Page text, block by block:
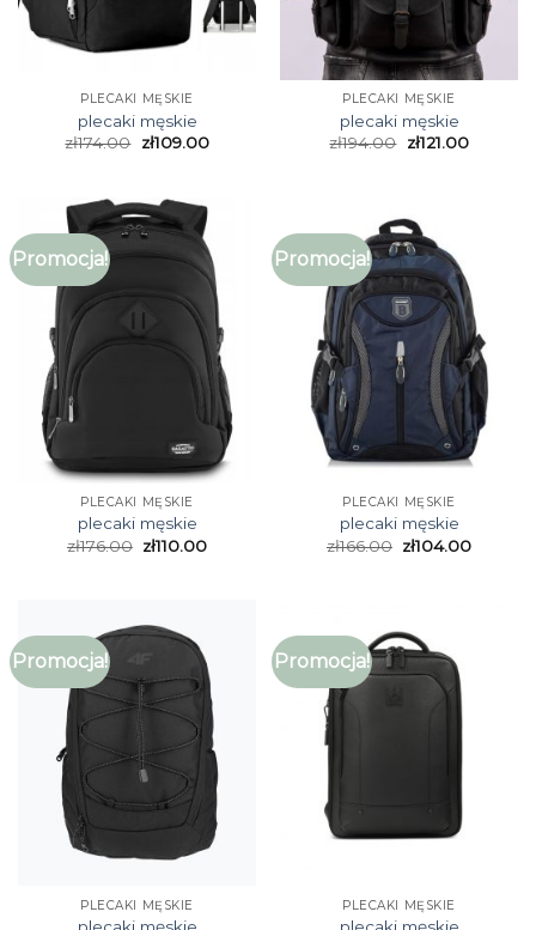
PLECAKI MĘSKIE
plecaki męskie
zł174.00 zł109.00
PLECAKI MĘSKIE
plecaki męskie
zł194.00 zł121.00
Promocja!
PLECAKI MĘSKIE
plecaki męskie
zł176.00 zł110.00
Promocja!
PLECAKI MĘSKIE
plecaki męskie
zł166.00 zł104.00
Promocja!
PLECAKI MĘSKIE
Promocja!
PLECAKI MĘSKIE